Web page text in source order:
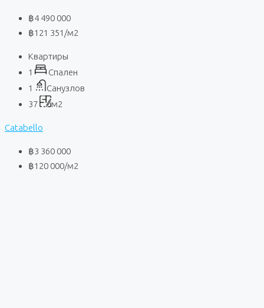
฿4 490 000
฿121 351 /м2
Квартиры
1
Спален
1
Санузлов
37
м2
Catabello
฿3 360 000
฿120 000/м2